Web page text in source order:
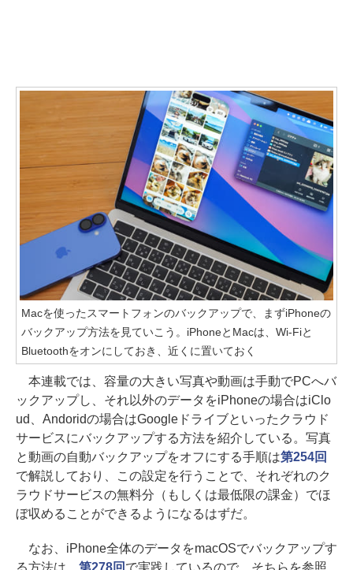
Macを使ったスマートフォンのバックアップで、まずiPhoneの
バックアップ方法を見ていこう。iPhoneとMacは、Wi-Fiと
Bluetoothをオンにしておき、近くに置いておく
本連載では、容量の大きい写真や動画は手動でPCへバ
ックアップし、それ以外のデータをiPhoneの場合はiClo
ud、Andoridの場合はGoogleドライブといったクラウド
サービスにバックアップする方法を紹介している。写真
と動画の自動バックアップをオフにする手順は第254回
で解説しており、この設定を行うことで、それぞれのク
ラウドサービスの無料分（もしくは最低限の課金）でほ
ぼ収めることができるようになるはずだ。
なお、iPhone全体のデータをmacOSでバックアップす
る方法は、 第278回 で実践しているので、そちらを参照